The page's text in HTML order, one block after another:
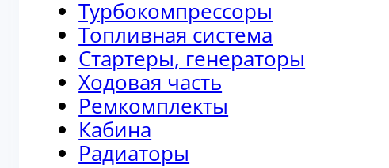
Турбокомпрессоры
Топливная система
Стартеры, генераторы
Ходовая часть
Ремкомплекты
Кабина
Радиаторы